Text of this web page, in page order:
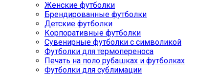
Женские футболки
Брендированные футболки
Детские футболки
Корпоративные футболки
Сувенирные футболки с символикой
Футболки для термопереноса
Печать на поло рубашках и футболках
Футболки для сублимации